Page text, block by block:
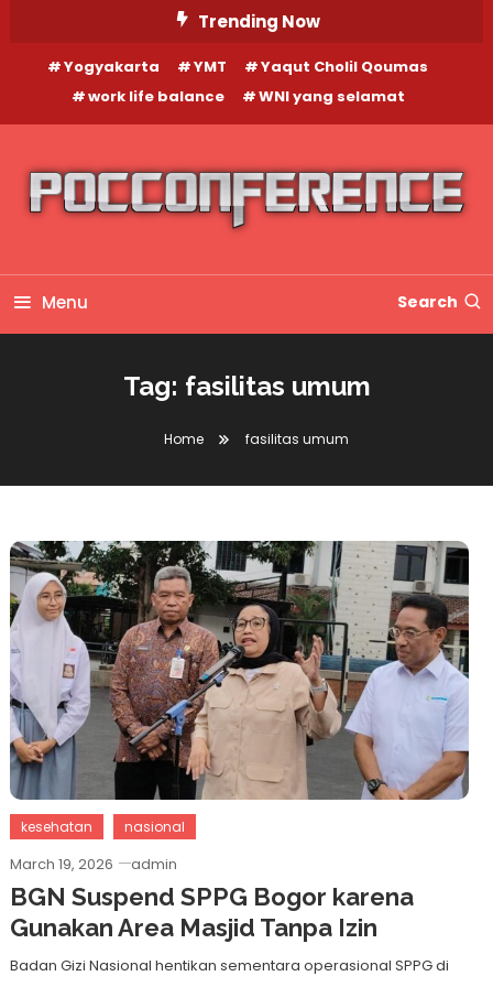
Content
Trending Now
Yogyakarta YMT
Yaqut Cholil Qoumas
work life balance
WNI yang selamat
Menu Search
Tag: fasilitas umum
Home fasilitas umum
kesehatan nasional
March 19, 2026 admin
BGN Suspend SPPG Bogor karena
Gunakan Area Masjid Tanpa Izin
Badan Gizi Nasional hentikan sementara operasional SPPG di